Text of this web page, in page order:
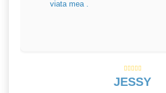
viata mea .
JESSY